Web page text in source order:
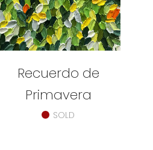
Recuerdo de
Primavera
SOLD